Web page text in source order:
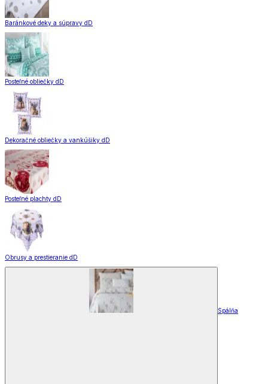
Baránkové deky a súpravy dD
Posteľné obliečky dD
Dekoračné obliečky a vankúšiky dD
Posteľné plachty dD
Obrusy a prestieranie dD
Spálňa